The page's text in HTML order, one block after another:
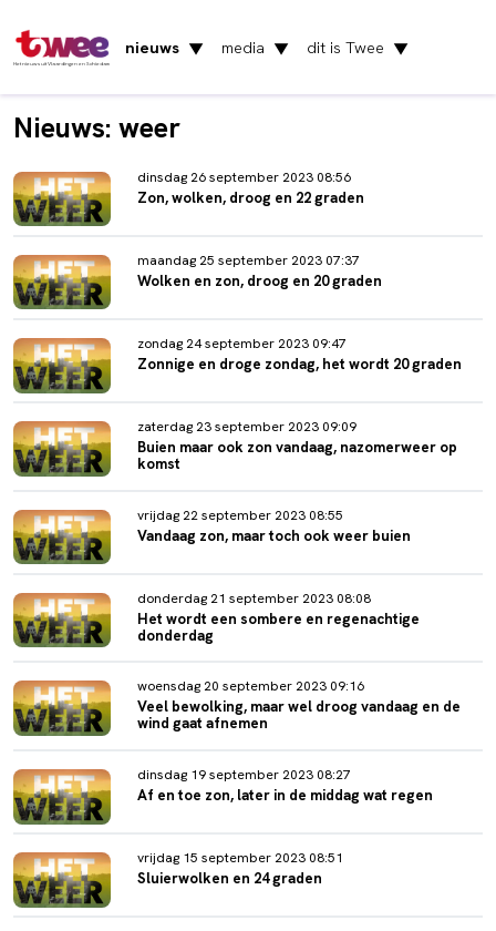
Het nieuws uit Vlaardingen en Schiedam
nieuws ▼ media ▼ dit is Twee ▼
Nieuws: weer
dinsdag 26 september 2023 08:56
Zon, wolken, droog en 22 graden
maandag 25 september 2023 07:37
Wolken en zon, droog en 20 graden
zondag 24 september 2023 09:47
Zonnige en droge zondag, het wordt 20 graden
zaterdag 23 september 2023 09:09
Buien maar ook zon vandaag, nazomerweer op
komst
vrijdag 22 september 2023 08:55
Vandaag zon, maar toch ook weer buien
donderdag 21 september 2023 08:08
Het wordt een sombere en regenachtige
donderdag
woensdag 20 september 2023 09:16
Veel bewolking, maar wel droog vandaag en de
wind gaat afnemen
dinsdag 19 september 2023 08:27
Af en toe zon, later in de middag wat regen
vrijdag 15 september 2023 08:51
Sluierwolken en 24 graden